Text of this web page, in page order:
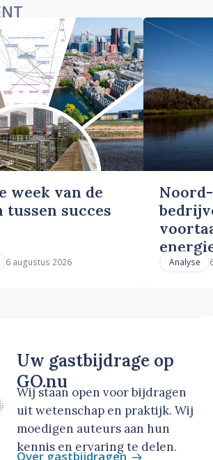
week van de
tussen succes
6 augustus 2026 Analyse
Uw gastbijdrage op
GO.nu
Wij staan open voor bijdragen
uit wetenschap en praktijk. Wij
moedigen auteurs aan hun
kennis en ervaring te delen.
Over gastbijdragen